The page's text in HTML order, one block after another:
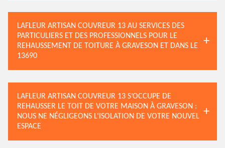
LAFLEUR ARTISAN COUVREUR 13 AU SERVICES DES
PARTICULIERS ET DES PROFESSIONNELS POUR LE
REHAUSSEMENT DE TOITURE À GRAVESON ET DANS LE
13690
LAFLEUR ARTISAN COUVREUR 13 S’OCCUPE DE
REHAUSSER LE TOIT DE VOTRE MAISON À GRAVESON :
NOUS NE NÉGLIGEONS L’ISOLATION DE VOTRE NOUVEL
ESPACE